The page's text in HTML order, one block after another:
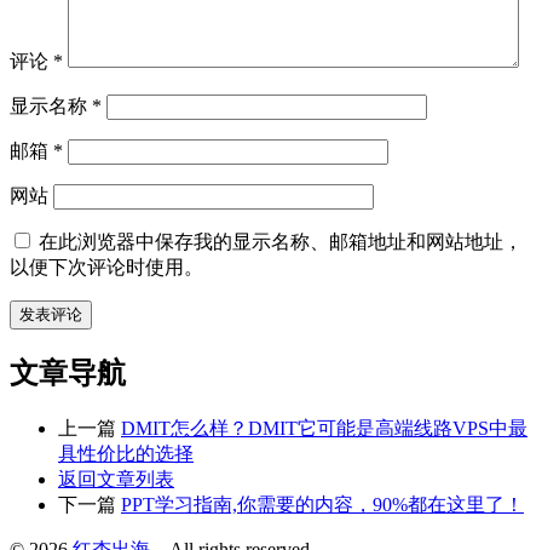
评论 *
显示名称 *
邮箱 *
网站
在此浏览器中保存我的显示名称、邮箱地址和网站地址，
以便下次评论时使用。
文章导航
上一篇 DMIT怎么样？DMIT它可能是高端线路VPS中最
具性价比的选择
返回文章列表
下一篇 PPT学习指南,你需要的内容，90%都在这里了！